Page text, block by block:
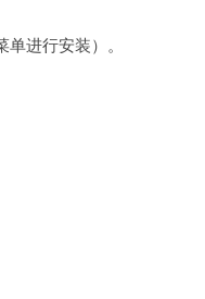
进行安装）。